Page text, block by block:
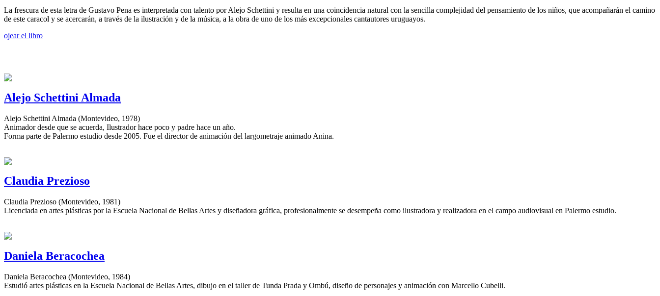
La frescura de esta letra de Gustavo Pena es interpretada con talento por Alejo Schettini y resulta en una coincidencia natural con la sencilla complejidad del pensamiento de los niños, que acompañarán el camino
de este caracol y se acercarán, a través de la ilustración y de la música, a la obra de uno de los más excepcionales cantautores uruguayos.
ojear el libro
Alejo Schettini Almada
Alejo Schettini Almada (Montevideo, 1978)
Animador desde que se acuerda, Ilustrador hace poco y padre hace un año.
Forma parte de Palermo estudio desde 2005. Fue el director de animación del largometraje animado Anina.
Claudia Prezioso
Claudia Prezioso (Montevideo, 1981)
Licenciada en artes plásticas por la Escuela Nacional de Bellas Artes y diseñadora gráfica, profesionalmente se desempeña como ilustradora y realizadora en el campo audiovisual en Palermo estudio.
Daniela Beracochea
Daniela Beracochea (Montevideo, 1984)
Estudió artes plásticas en la Escuela Nacional de Bellas Artes, dibujo en el taller de Tunda Prada y Ombú, diseño de personajes y animación con Marcello Cubelli.